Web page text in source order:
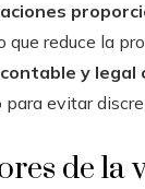
que reduce la
y legal
evitar
de la